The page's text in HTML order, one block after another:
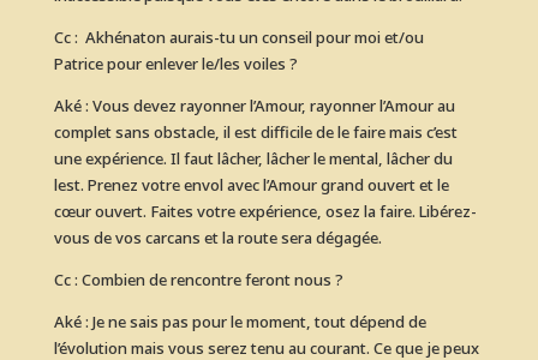
Cc : Akhénaton aurais-tu un conseil pour moi et/ou
Patrice pour enlever le/les voiles ?
Aké : Vous devez rayonner l’Amour, rayonner l’Amour au
complet sans obstacle, il est difficile de le faire mais c’est
une expérience. Il faut lâcher, lâcher le mental, lâcher du
lest. Prenez votre envol avec l’Amour grand ouvert et le
cœur ouvert. Faites votre expérience, osez la faire. Libérez-
vous de vos carcans et la route sera dégagée.
Cc : Combien de rencontre feront nous ?
Aké : Je ne sais pas pour le moment, tout dépend de
l’évolution mais vous serez tenu au courant. Ce que je peux